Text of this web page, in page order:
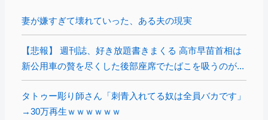
妻が嫌すぎて壊れていった、ある夫の現実
【悲報】 週刊誌、好き放題書きまくる 高市早苗首相は
新公用車の贅を尽くした後部座席でたばこを吸うのが...
タトゥー彫り師さん「刺青入れてる奴は全員バカです」
→30万再生ｗｗｗｗｗｗ